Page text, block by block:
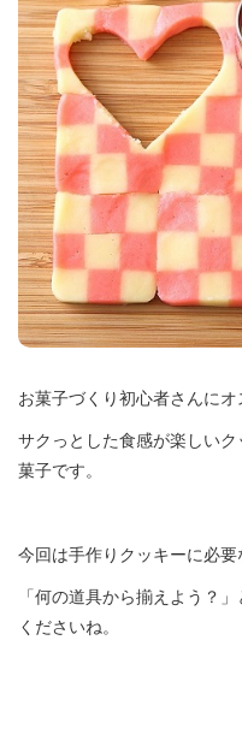
お菓子づくり初心者さんに
サクっとした食感が楽しい
菓子です。
今回は手作りクッキーに必要
「何の道具から揃えよう？
くださいね。